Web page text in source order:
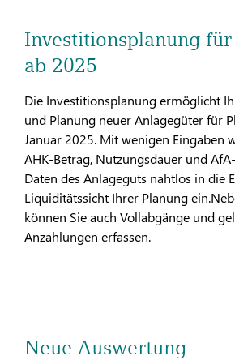
Investitionsplanung
ab 2025
Die Investitionsplanung ermöglicht
und Planung neuer Anlagegüter für
Januar 2025. Mit wenigen Eingaben
AHK-Betrag, Nutzungsdauer und
Daten des Anlageguts nahtlos in die
Liquiditätssicht Ihrer Planung
können Sie auch Vollabgänge und
Anzahlungen erfassen.
Neue Auswertung